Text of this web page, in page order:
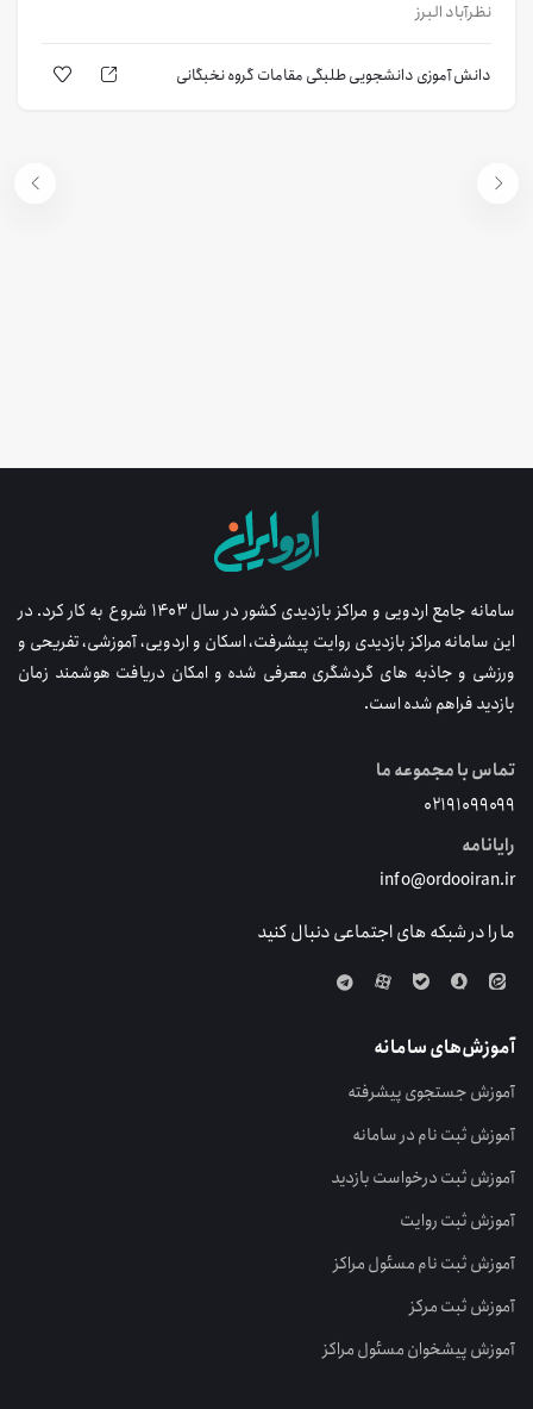
نظرآباد البرز
دانش آموزیدانشجوییطلبگیمقاماتگروه نخبگانی
سامانه جامع اردویی و مراکز بازدیدی کشور در سال ۱۴۰۳ شروع به کار کرد. در
این سامانه مراکز بازدیدی روایت پیشرفت، اسکان و اردویی، آموزشی، تفریحی و
ورزشی و جاذبه های گردشگری معرفی شده و امکان دریافت هوشمند زمان
بازدید فراهم شده است.
تماس با مجموعه ما
۰۲۱۹۱۰۹۹۰۹۹
رایانامه
info@ordooiran.ir
ما را در شبکه های اجتماعی دنبال کنید
آموزش‌های سامانه
آموزش جستجوی پیشرفته
آموزش ثبت نام در سامانه
آموزش ثبت درخواست بازدید
آموزش ثبت روایت
آموزش ثبت نام مسئول مراکز
آموزش ثبت مرکز
آموزش پیشخوان مسئول مراکز